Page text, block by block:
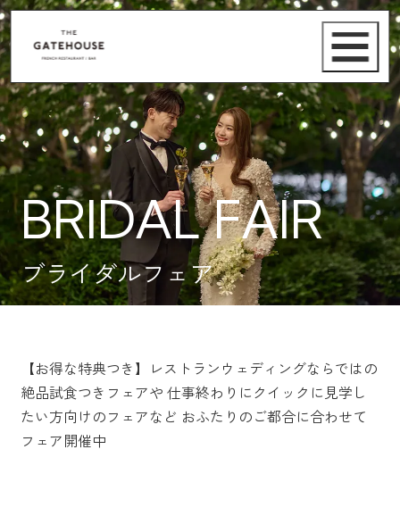
BRIDAL FAIR
ブライダルフェア
【お得な特典つき】レストランウェディングならではの
絶品試食つきフェアや 仕事終わりにクイックに見学し
たい方向けのフェアなど おふたりのご都合に合わせて
フェア開催中